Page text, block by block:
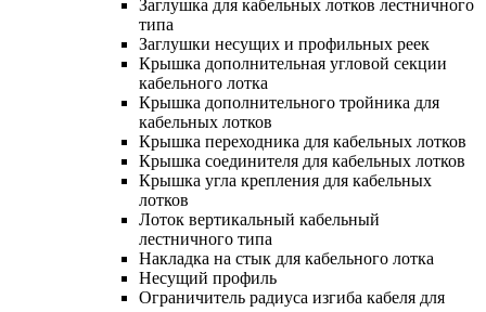
Заглушка для кабельных лотков лестничного
типа
Заглушки несущих и профильных реек
Крышка дополнительная угловой секции
кабельного лотка
Крышка дополнительного тройника для
кабельных лотков
Крышка переходника для кабельных лотков
Крышка соединителя для кабельных лотков
Крышка угла крепления для кабельных
лотков
Лоток вертикальный кабельный
лестничного типа
Накладка на стык для кабельного лотка
Несущий профиль
Ограничитель радиуса изгиба кабеля для